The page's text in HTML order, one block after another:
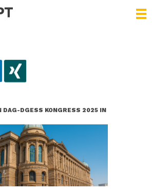
DAG-DGESS KONGRESS 2025 IN